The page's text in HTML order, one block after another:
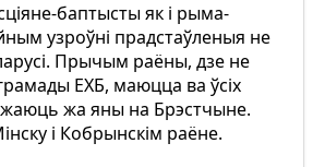
баптысты як і рыма-
узроўні прадстаўленыя не
Прычым раёны, дзе не
ЕХБ, маюцца ва ўсіх
жа яны на Брэстчыне.
і Кобрынскім раёне.